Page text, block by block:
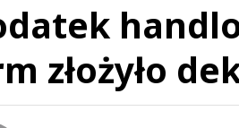
złożyło